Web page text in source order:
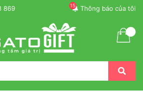
869 Thông báo của tôi
15